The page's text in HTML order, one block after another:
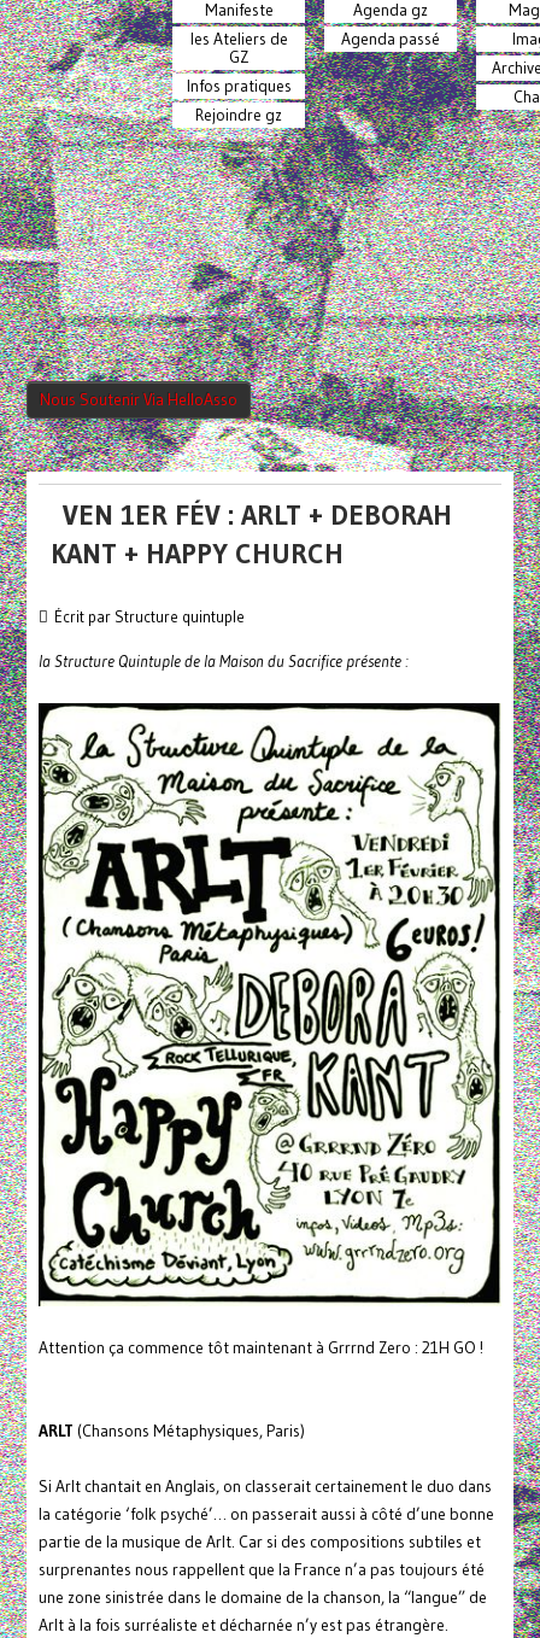
Manifeste
les Ateliers de
GZ
Infos pratiques
Rejoindre gz
Agenda gz
Agenda passé
Nous Soutenir Via HelloAsso
VEN 1ER FÉV : ARLT + DEBORAH
KANT + HAPPY CHURCH
Écrit par Structure quintuple
la Structure Quintuple de la Maison du Sacrifice présente :
Attention ça commence tôt maintenant à Grrrnd Zero : 21H GO !
ARLT (Chansons Métaphysiques, Paris)
Si Arlt chantait en Anglais, on classerait certainement le duo dans
la catégorie ‘folk psyché’… on passerait aussi à côté d’une bonne
partie de la musique de Arlt. Car si des compositions subtiles et
surprenantes nous rappellent que la France n’a pas toujours été
une zone sinistrée dans le domaine de la chanson, la “langue” de
Arlt à la fois surréaliste et décharnée n’y est pas étrangère.